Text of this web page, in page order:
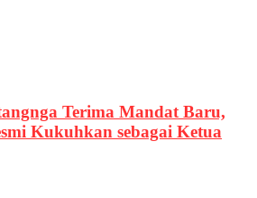
Terima Mandat Baru,
Kukuhkan sebagai Ketua